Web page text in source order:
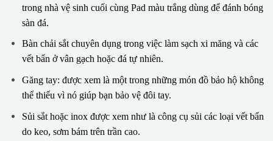
trong nhà vệ sinh cuối cùng Pad màu trắng dùng để đánh bóng
sàn đá.
Bàn chải sắt chuyên dụng trong việc làm sạch xi măng và các
vết bẩn ở vân gạch hoặc đá tự nhiên.
Găng tay: được xem là một trong những món đồ bảo hộ không
thể thiếu vì nó giúp bạn bảo vệ đôi tay.
Sủi sắt hoặc inox được xem như là công cụ sủi các loại vết bẩn
do keo, sơm bám trên trần cao.